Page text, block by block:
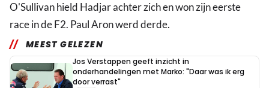
O'Sullivan hield Hadjar achter zich en won zijn eerste
race in de F2. Paul Aron werd derde.
MEEST GELEZEN
Jos Verstappen geeft inzicht in
onderhandelingen met Marko: "Daar was ik erg
door verrast"